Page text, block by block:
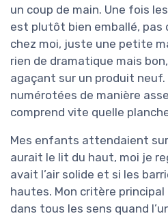
un coup de main. Une fois
est plutôt bien emballé, pas
chez moi, juste une petite
rien de dramatique mais
agaçant sur un produit
numérotées de manière
comprend vite quelle
Mes enfants attendaient
aurait le lit du haut, moi je
avait l’air solide et si les
hautes. Mon critère principal
dans tous les sens quand